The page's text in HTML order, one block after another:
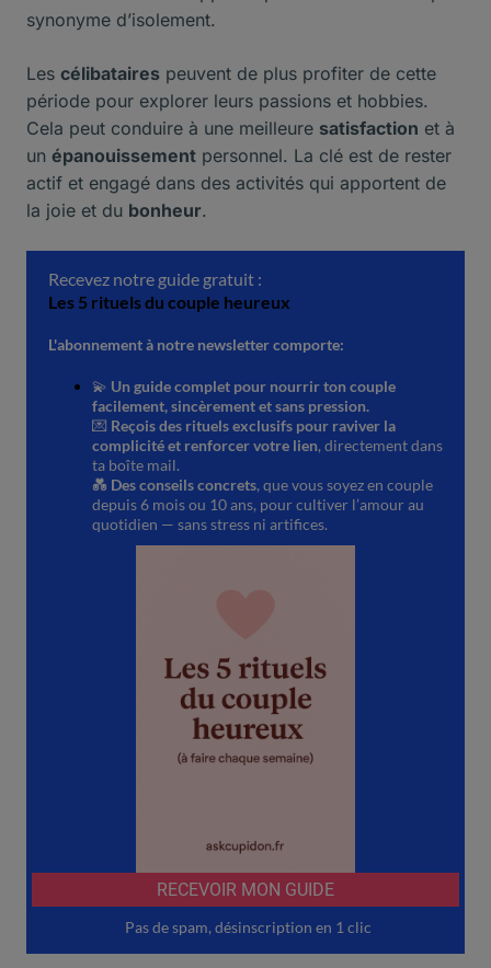
synonyme d’isolement.
Les célibataires peuvent de plus profiter de cette
période pour explorer leurs passions et hobbies.
Cela peut conduire à une meilleure satisfaction et à
un épanouissement personnel. La clé est de rester
actif et engagé dans des activités qui apportent de
la joie et du bonheur.